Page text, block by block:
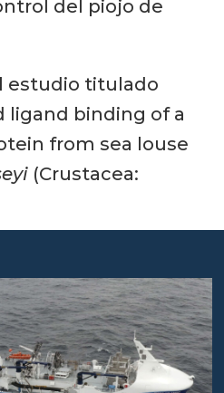
del piojo de
estudio titulado
ligand binding of a
from sea louse
(Crustacea: